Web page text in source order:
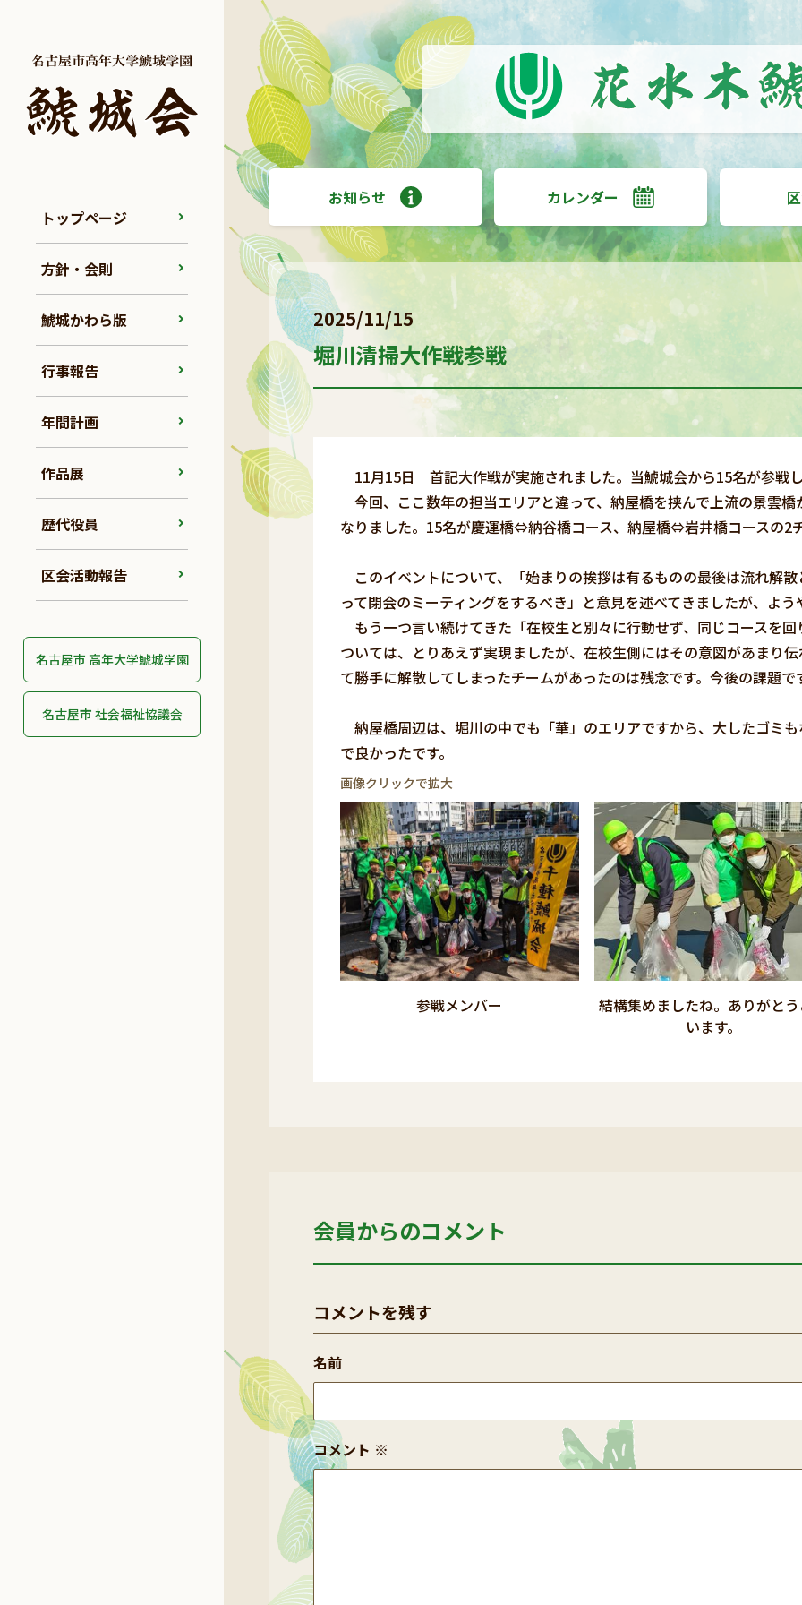
トップページ
方針・会則
鯱城かわら版
行事報告
年間計画
作品展
歴代役員
区会活動報告
名古屋市 高年大学鯱城学園
名古屋市 社会福祉協議会
お知らせ カレンダー
2025/11/15
堀川清掃大作戦参戦
11月15日 首記大作戦が実施されました。当鯱城会から15名が参戦
今回、ここ数年の担当エリアと違って、納屋橋を挟んで上流の景雲
なりました。15名が慶運橋⇔納谷橋コース、納屋橋⇔岩井橋コースの2
このイベントについて、「始まりの挨拶は有るものの最後は流れ解
って閉会のミーティングをするべき」と意見を述べてきましたが、よ
もう一つ言い続けてきた「在校生と別々に行動せず、同じコースを
ついては、とりあえず実現ましたが、在校生側にはその意図があまり
て勝手に解散してしまったチームがあったのは残念です。今後の課題で
納屋橋周辺は、堀川の中でも「華」のエリアですから、大したゴミ
で良かったです。
画像クリックで拡大
参戦メンバー
結構集めましたね。ありがと
います。
会員からのコメント
コメントを残す
コメント ※
名前